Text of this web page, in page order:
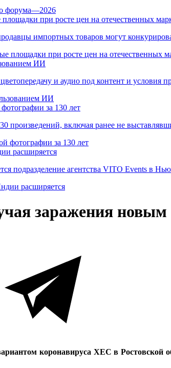
при росте цен на отечественных
импортных товаров могут
ИИ
и аудио под контент и условия
за 130 лет
произведений, включая ранее не
расширяется
подразделение агентства VITO Events в
заражения
коронавируса XEC в Ростовской